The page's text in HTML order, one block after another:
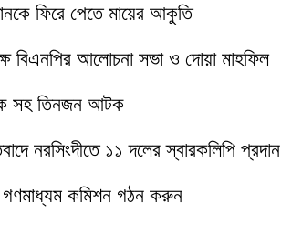
ফিরে পেতে মায়ের আকুতি
বিএনপির আলোচনা সভা ও দোয়া মাহফিল
সহ তিনজন আটক
নরসিংদীতে ১১ দলের স্বারকলিপি প্রদান
গণমাধ্যম কমিশন গঠন করুন